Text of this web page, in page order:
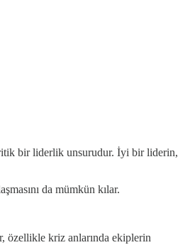
bir liderlik unsurudur. İyi bir liderin,
da mümkün kılar.
özellikle kriz anlarında ekiplerin